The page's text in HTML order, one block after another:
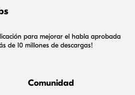
para mejorar el habla aprobada
de 10 millones de descargas!
Comunidad